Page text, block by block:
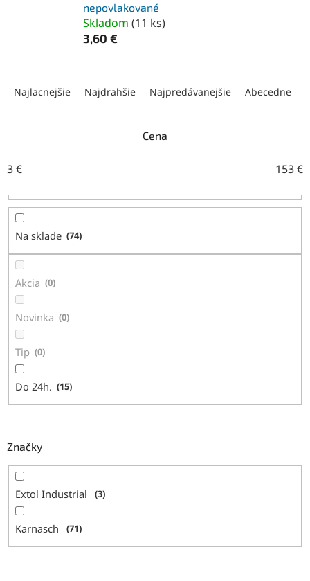
nepovlakované
Skladom (11 ks)
3,60 €
e
r
o
k
Najlacnejšie Najdrahšie Najpredávanejšie Abecedne
Cena
3€ 153€
Na sklade 74
Akcia 0
Novinka 0
Tip 0
Do 24h. 15
Značky
Extol Industrial 3
Karnasch 71